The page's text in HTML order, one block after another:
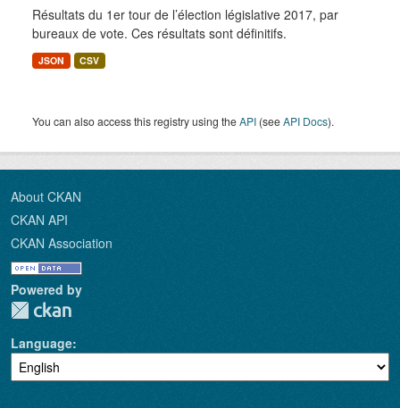
Résultats du 1er tour de l’élection législative 2017, par
bureaux de vote. Ces résultats sont définitifs.
JSON CSV
You can also access this registry using theAPI (seeAPI Docs).
About CKAN
CKAN API
CKAN Association
Powered by
Language